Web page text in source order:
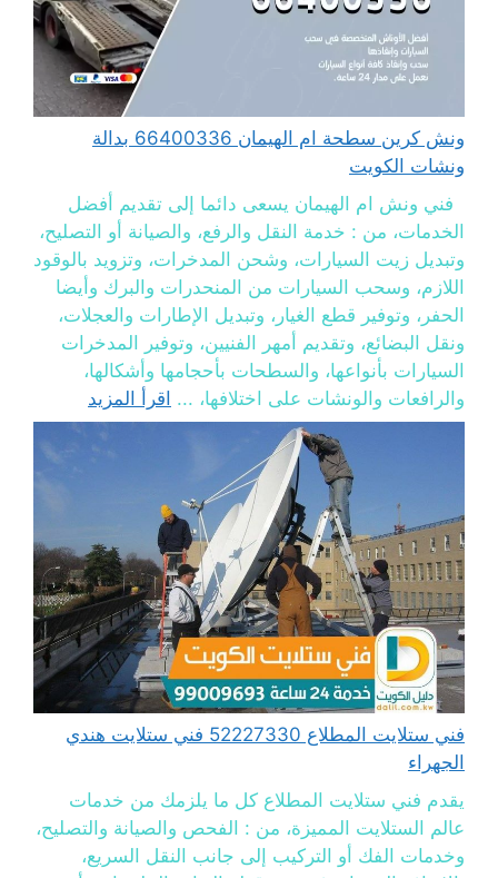
ونش كرين سطحة ام الهيمان 66400336 بدالة
ونشات الكويت
فني ونش ام الهيمان يسعى دائما إلى تقديم أفضل
الخدمات، من : خدمة النقل والرفع، والصيانة أو التصليح،
وتبديل زيت السيارات، وشحن المدخرات، وتزويد بالوقود
اللازم، وسحب السيارات من المنحدرات والبرك وأيضا
الحفر، وتوفير قطع الغيار، وتبديل الإطارات والعجلات،
ونقل البضائع، وتقديم أمهر الفنيين، وتوفير المدخرات
السيارات بأنواعها، والسطحات بأحجامها وأشكالها،
والرافعات والونشات على اختلافها، ... اقرأ المزيد
فني ستلايت المطلاع 52227330 فني ستلايت هندي
الجهراء
يقدم فني ستلايت المطلاع كل ما يلزمك من خدمات
عالم الستلايت المميزة، من : الفحص والصيانة والتصليح،
وخدمات الفك أو التركيب إلى جانب النقل السريع،